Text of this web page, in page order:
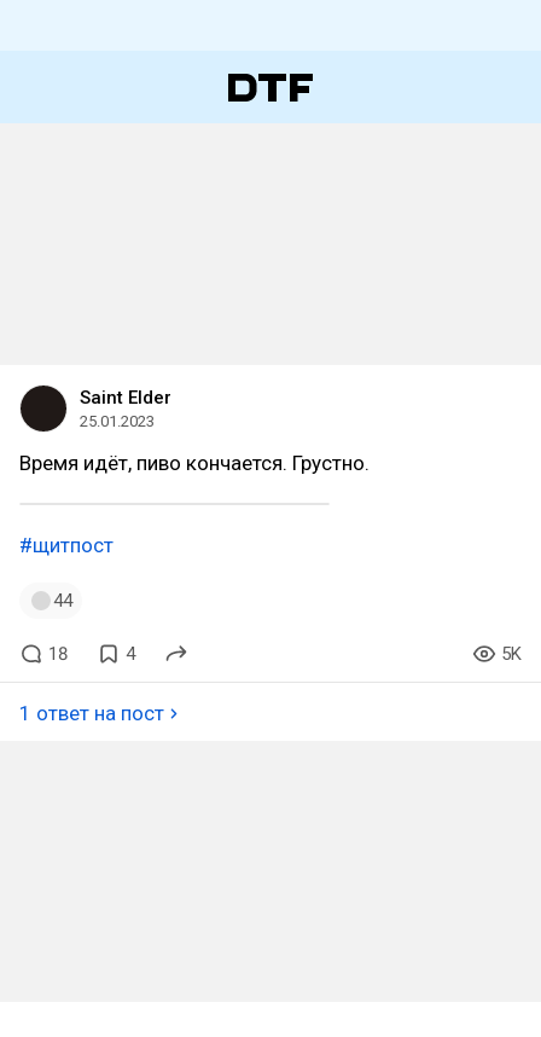
Saint Elder
25.01.2023
Время идёт, пиво кончается. Грустно.
#щитпост
44
18 4 5K
1 ответ на пост